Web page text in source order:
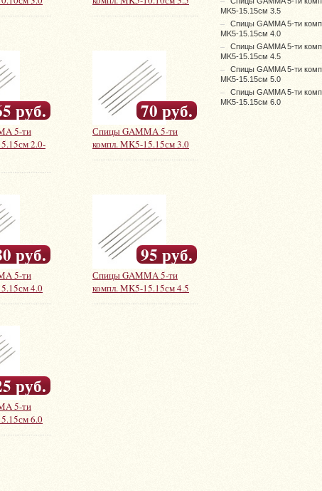
5-ти
2.0-
руб.
Спицы GAMMA 5-ти
компл. MK5-15.15см 3.0
70 руб.
5-ти
4.0
руб.
Спицы GAMMA 5-ти
компл. MK5-15.15см 4.5
95 руб.
5-ти
6.0
руб.
MK5-15.15см 3.5
Спицы GAMMA 5-ти
MK5-15.15см 4.0
Спицы GAMMA 5-ти
MK5-15.15см 4.5
Спицы GAMMA 5-ти
MK5-15.15см 5.0
Спицы GAMMA 5-ти
MK5-15.15см 6.0